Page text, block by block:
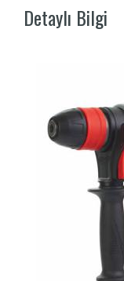
Detaylı Bilgi